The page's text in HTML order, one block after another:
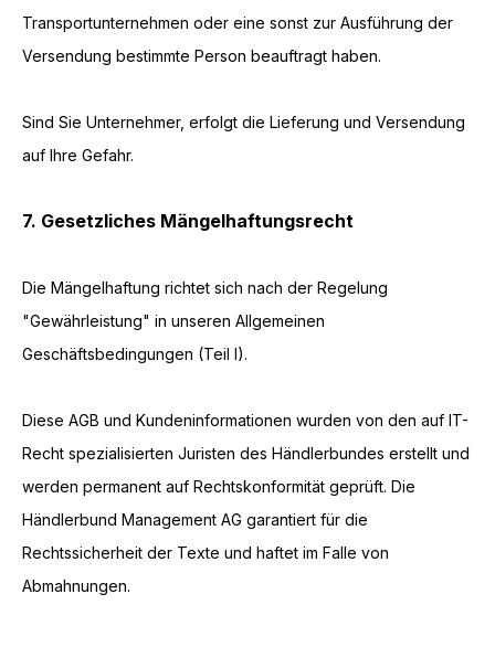
Transportunternehmen oder eine sonst zur Ausführung der
Versendung bestimmte Person beauftragt haben.
Sind Sie Unternehmer, erfolgt die Lieferung und Versendung
auf Ihre Gefahr.
7. Gesetzliches Mängelhaftungsrecht
Die Mängelhaftung richtet sich nach der Regelung
"Gewährleistung" in unseren Allgemeinen
Geschäftsbedingungen (Teil I).
Diese AGB und Kundeninformationen wurden von den auf IT-
Recht spezialisierten Juristen des Händlerbundes erstellt und
werden permanent auf Rechtskonformität geprüft. Die
Händlerbund Management AG garantiert für die
Rechtssicherheit der Texte und haftet im Falle von
Abmahnungen.